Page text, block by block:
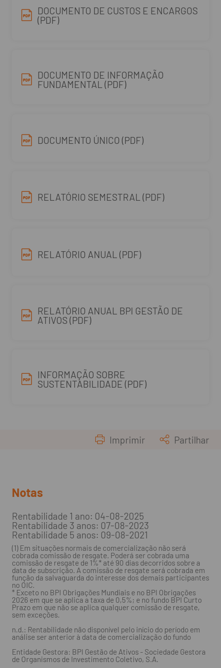
DOCUMENTO DE CUSTOS E ENCARGOS
(PDF)
DOCUMENTO DE INFORMAÇÃO
FUNDAMENTAL (PDF)
DOCUMENTO ÚNICO (PDF)
RELATÓRIO SEMESTRAL (PDF)
RELATÓRIO ANUAL (PDF)
RELATÓRIO ANUAL BPI GESTÃO DE
ATIVOS (PDF)
INFORMAÇÃO SOBRE
SUSTENTABILIDADE (PDF)
Imprimir Partilhar
Notas
Rentabilidade 1 ano: 04-08-2025
Rentabilidade 3 anos: 07-08-2023
Rentabilidade 5 anos: 09-08-2021
(1) Em situações normais de comercialização não será
cobrada comissão de resgate. Poderá ser cobrada uma
comissão de resgate de 1%* até 90 dias decorridos sobre a
data de subscrição. A comissão de resgate será cobrada em
função da salvaguarda do interesse dos demais participantes
no OIC.
* Exceto no BPI Obrigações Mundiais e no BPI Obrigações
2026 em que se aplica a taxa de 0,5%; e no fundo BPI Curto
Prazo em que não se aplica qualquer comissão de resgate,
sem exceções.
n.d.: Rentabilidade não disponível pelo início do período em
análise ser anterior à data de comercialização do fundo
Entidade Gestora: BPI Gestão de Ativos - Sociedade Gestora
de Organismos de Investimento Coletivo, S.A.